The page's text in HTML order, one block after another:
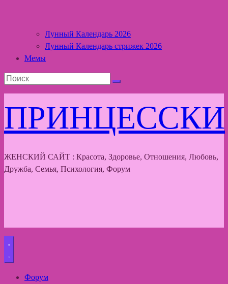
Лунный Календарь 2026
Лунный Календарь стрижек 2026
Мемы
ПРИНЦЕССКИ
ЖЕНСКИЙ САЙТ : Красота, Здоровье, Отношения, Любовь,
Дружба, Семья, Психология, Форум
Форум